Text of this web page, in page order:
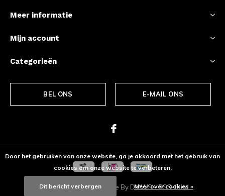
Meer informatie
Mijn account
Categorieën
BEL ONS E-MAIL ONS
© Copyright2026- Theme By DMWS-RSS-feed
Door het gebruiken van onze website, ga je akkoord met het gebruik van
cookies om onze website te verbeteren.
Dit bericht verbergen Meer over cookies »